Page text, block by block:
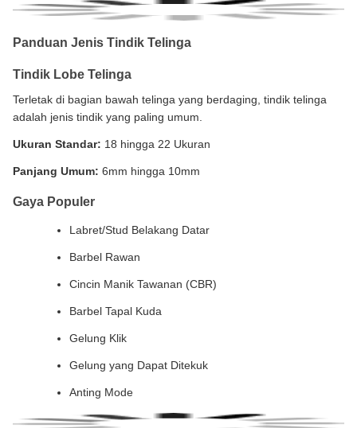
Panduan Jenis Tindik Telinga
Tindik Lobe Telinga
Terletak di bagian bawah telinga yang berdaging, tindik telinga
adalah jenis tindik yang paling umum.
Ukuran Standar: 18 hingga 22 Ukuran
Panjang Umum: 6mm hingga 10mm
Gaya Populer
Labret/Stud Belakang Datar
Barbel Rawan
Cincin Manik Tawanan (CBR)
Barbel Tapal Kuda
Gelung Klik
Gelung yang Dapat Ditekuk
Anting Mode